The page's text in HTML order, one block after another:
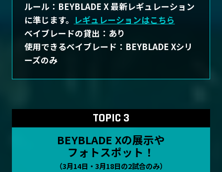
ルール：BEYBLADE X 最新レギュレーション
に準じます。 レギュレーションはこちら
ベイブレードの貸出：あり
使用できるベイブレード：BEYBLADE Xシリ
ーズのみ
TOPIC 3
BEYBLADE Xの展示や
フォトスポット！
（3月14日・3月18日の2試合のみ）